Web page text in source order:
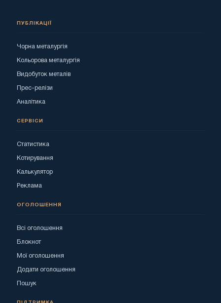
ПУБЛІКАЦІЇ
Чорна металургія
Кольорова металургія
Видобуток металів
Прес-релізи
Аналітика
СЕРВІСИ
Статистика
Котирування
Калькулятор
Реклама
ОГОЛОШЕННЯ
Всі оголошення
Блокнот
Мої оголошення
Додати оголошення
Пошук